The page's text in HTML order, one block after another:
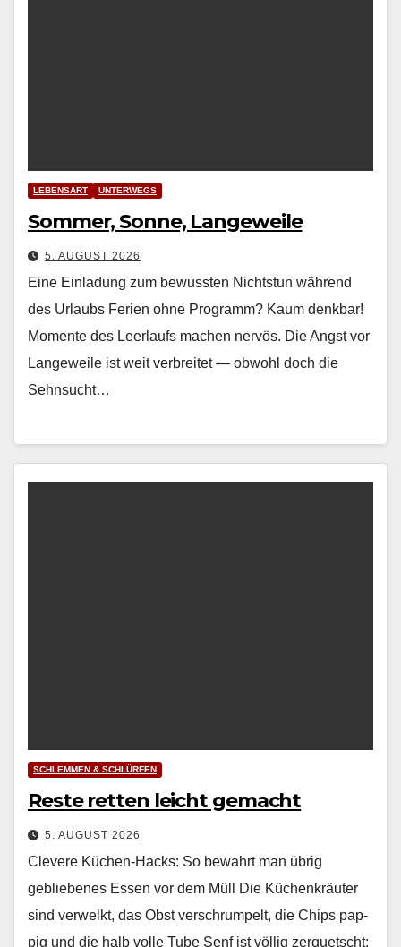
LEBENSART UNTERWEGS
Sommer, Sonne, Langeweile
5. AUGUST 2026
Eine Einladung zum bewussten Nichtstun während
des Urlaubs Ferien ohne Pro­gramm? Kaum denkbar!
Momente des Leer­laufs machen nervös. Die Angst vor
Langeweile ist weit ver­bre­it­et — obwohl doch die
Sehn­sucht…
SCHLEMMEN & SCHLÜRFEN
Reste retten leicht gemacht
5. AUGUST 2026
Clevere Küchen-Hacks: So bewahrt man übrig
gebliebenes Essen vor dem Müll Die Küchenkräuter
sind ver­welkt, das Obst ver­schrumpelt, die Chips pap­
pig und die halb volle Tube Senf ist völ­lig zer­quetscht: